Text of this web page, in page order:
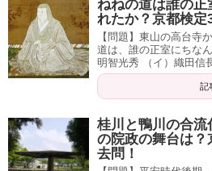
ねねの道は誰の正
れたか？京都検定
【問題】東山の高台寺
道は、誰の正室にちな
明智光秀 （イ）織田信
記
桂川と鴨川の合流
の院政の舞台は？
去問！